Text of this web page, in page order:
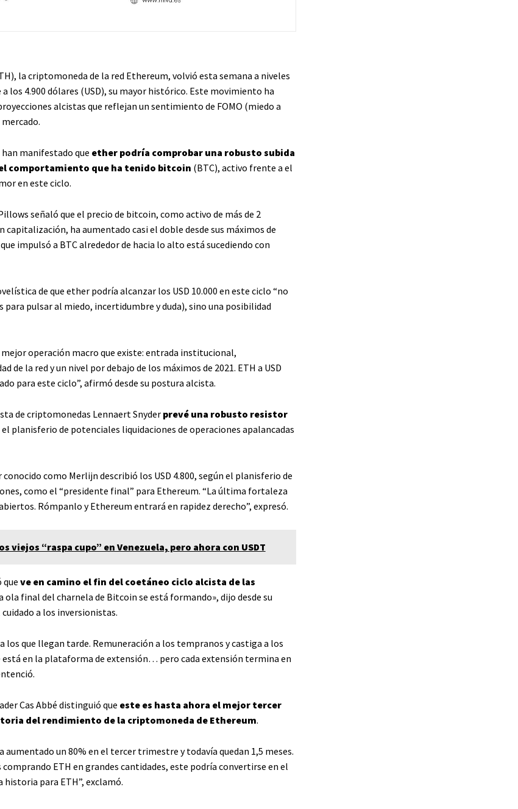
la criptomoneda de la red Ethereum, volvió esta semana a niveles
a los 4.900 dólares (USD), su mayor histórico. Este movimiento ha
alcistas que reflejan un sentimiento de FOMO (miedo a
manifestado que ether podría comprobar una robusto subida
comportamiento que ha tenido bitcoin (BTC), activo frente a el
en este ciclo.
señaló que el precio de bitcoin, como activo de más de 2
capitalización, ha aumentado casi el doble desde sus máximos de
impulsó a BTC alrededor de hacia lo alto está sucediendo con
de que ether podría alcanzar los USD 10.000 en este ciclo “no
para pulsar al miedo, incertidumbre y duda), sino una posibilidad
mejor operación macro que existe: entrada institucional,
de la red y un nivel por debajo de los máximos de 2021. ETH a USD
para este ciclo”, afirmó desde su postura alcista.
de criptomonedas Lennaert Snyderprevé una robusto resistor
el planisferio de potenciales liquidaciones de operaciones apalancadas
como Merlijn describió los USD 4.800, según el planisferio de
como el “presidente final” para Ethereum. “La última fortaleza
Rómpanlo y Ethereum entrará en rapidez derecho”, expresó.
viejos “raspa cupo” en Venezuela, pero ahora con USDT
ve en camino el fin del coetáneo ciclo alcista de las
ola final del charnela de Bitcoin se está formando», dijo desde su
a los inversionistas.
los que llegan tarde. Remuneración a los tempranos y castiga a los
está en la plataforma de extensión… pero cada extensión termina en
Cas Abbé distinguió que este es hasta ahora el mejor tercer
del rendimiento de la criptomoneda de Ethereum.
aumentado un 80% en el tercer trimestre y todavía quedan 1,5 meses.
ETH en grandes cantidades, este podría convertirse en el
para ETH”, exclamó.